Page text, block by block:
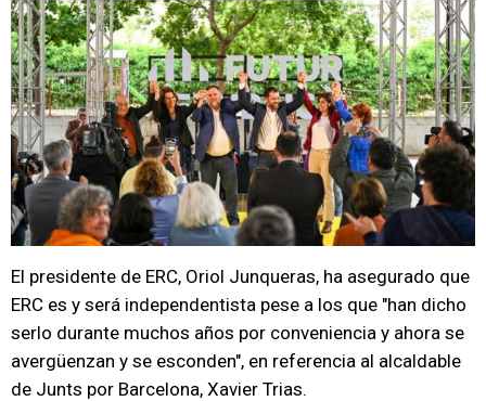
El presidente de ERC, Oriol Junqueras, ha asegurado que
ERC es y será independentista pese a los que "han dicho
serlo durante muchos años por conveniencia y ahora se
avergüenzan y se esconden", en referencia al alcaldable
de Junts por Barcelona, Xavier Trias.